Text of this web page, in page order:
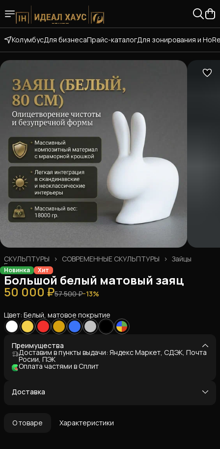
КолумбусДля бизнесаПрайс-каталогДля зонирования и
Зайцы
СОВРЕМЕННЫЕ СКУЛЬПТУРЫ ›
СКУЛЬПТУРЫ ›
Главная ›
Новинка Хит
Большой белый матовый заяц
50 000 ₽57 500 ₽−13%
Цвет: Белый, матовое покрытие
Преимущества
Доставим в пункты выдачи: Яндекс Маркет, СДЭК, Почта
Росии, ПЭК
Оплата частями в Сплит
Доставка
О товаре Характеристики